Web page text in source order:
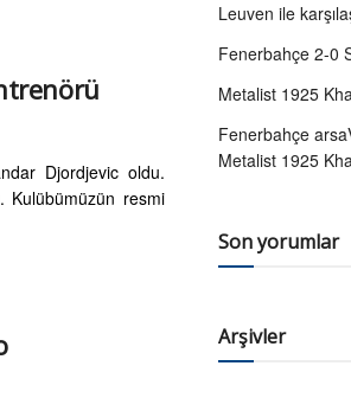
Djordjevic oldu.
Kulübümüzün resmi
Leuven ile
Fenerbahçe 2-0
Metalist 1925
Fenerbahçe
Metalist 1925
Son yorumlar
Arşivler